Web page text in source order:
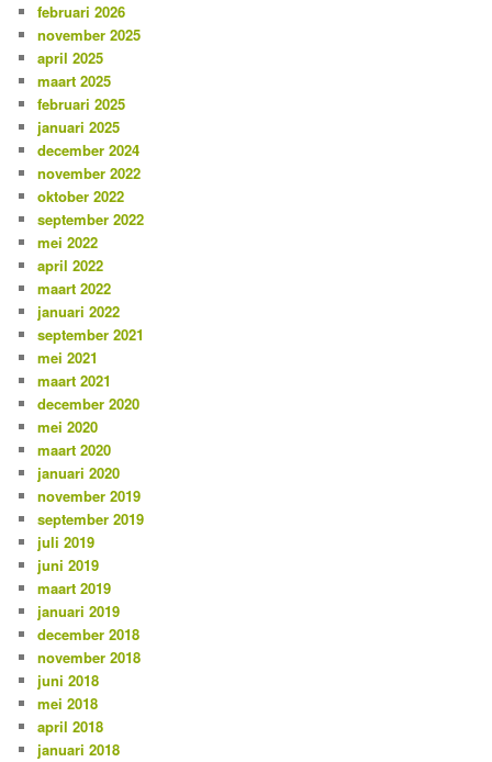
n
februari 2026
november 2025
april 2025
maart 2025
februari 2025
januari 2025
december 2024
november 2022
oktober 2022
september 2022
mei 2022
april 2022
maart 2022
januari 2022
september 2021
mei 2021
maart 2021
december 2020
mei 2020
maart 2020
januari 2020
november 2019
september 2019
juli 2019
juni 2019
maart 2019
januari 2019
december 2018
november 2018
juni 2018
mei 2018
april 2018
januari 2018